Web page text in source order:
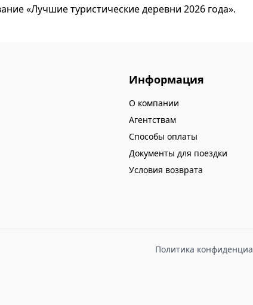
«Лучшие туристические деревни 2026 года».
Информация
О компании
Агентствам
Способы оплаты
Документы для поездки
Условия возврата
Политика